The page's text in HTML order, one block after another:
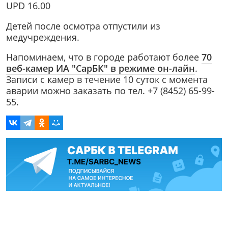
UPD 16.00
Детей после осмотра отпустили из
медучреждения.
Напоминаем, что в городе работают более 70
веб-камер ИА "СарБК" в режиме он-лайн.
Записи с камер в течение 10 суток с момента
аварии можно заказать по тел. +7 (8452) 65-99-
55.